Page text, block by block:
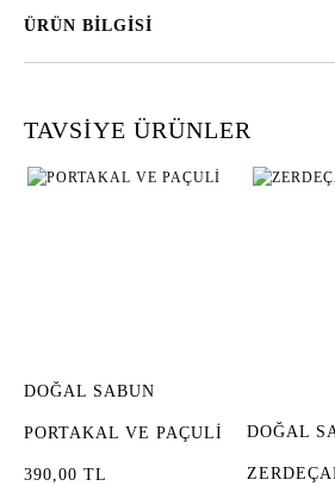
ÜRÜN BİLGİSİ
TAVSİYE ÜRÜNLER
DOĞAL SABUN
PORTAKAL VE PAÇULİ
390,00 TL
DOĞAL